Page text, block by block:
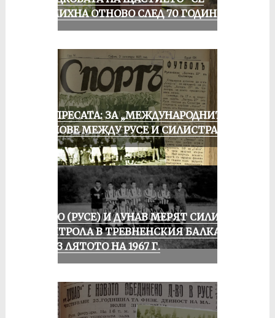
УСМИХНА ОТНОВО СЛЕД 70 ГОДИНИ
ОТ ПРЕСАТА: ЗА „МЕЖДУНАРОДНИТЕ“
МАЧОВЕ МЕЖДУ РУСЕ И СИЛИСТРА
ЛОКО (РУСЕ) И ДУНАВ МЕРЯТ СИЛИ В
КОНТРОЛА В ТРЕВНЕНСКИЯ БАЛКАН
ПРЕЗ ЛЯТОТО НА 1967 Г.